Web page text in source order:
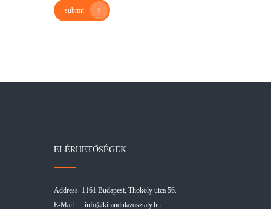
submit
ELÉRHETŐSÉGEK
Address 1161 Budapest, Thököly utca 56.
E-Mail info@kirandulazosztaly.hu